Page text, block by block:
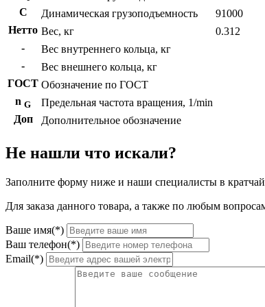
C
Динамическая грузоподъемность
91000
Нетто Вес, кг
0.312
-
Вес внутреннего кольца, кг
-
Вес внешнего кольца, кг
ГОСТ Обозначение по ГОСТ
n G
Предельная частота вращения, 1/min
Доп
Дополнительное обозначение
Не нашли что искали?
Заполните форму ниже и наши специалисты в
Для заказа данного товара, а также по любым
Ваше имя(*)
Ваш телефон(*)
Email(*)